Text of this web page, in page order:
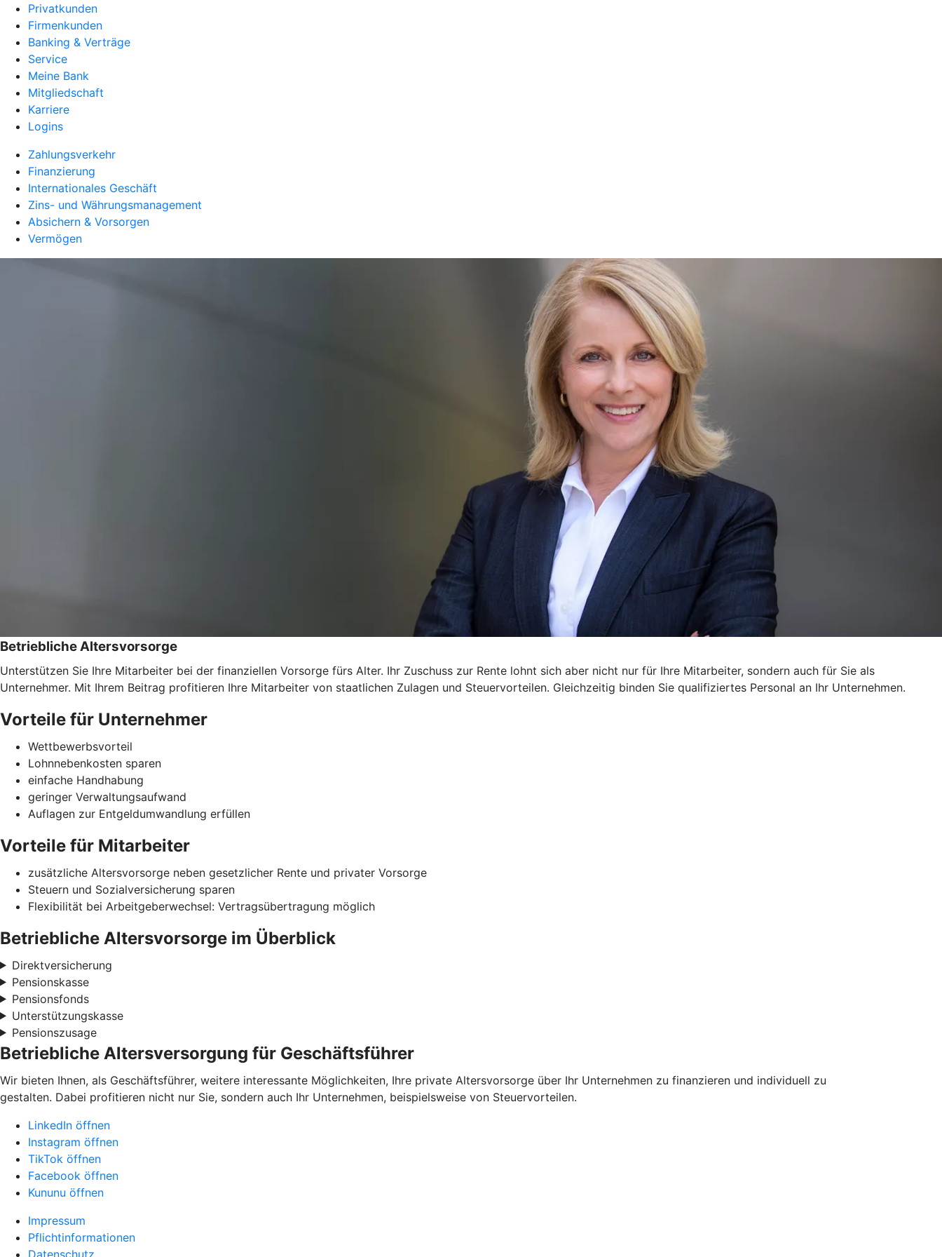
Privatkunden
Firmenkunden
Banking & Verträge
Service
Meine Bank
Mitgliedschaft
Karriere
Logins
Zahlungsverkehr
Finanzierung
Internationales Geschäft
Zins- und Währungsmanagement
Absichern & Vorsorgen
Vermögen
Betriebliche Altersvorsorge
Unterstützen Sie Ihre Mitarbeiter bei der finanziellen Vorsorge fürs Alter. Ihr Zuschuss zur Rente lohnt sich aber nicht nur für Ihre Mitarbeiter, sondern auch für Sie als
Unternehmer. Mit Ihrem Beitrag profitieren Ihre Mitarbeiter von staatlichen Zulagen und Steuervorteilen. Gleichzeitig binden Sie qualifiziertes Personal an Ihr Unternehmen.
Vorteile für Unternehmer
Wettbewerbsvorteil
Lohnnebenkosten sparen
einfache Handhabung
geringer Verwaltungsaufwand
Auflagen zur Entgeldumwandlung erfüllen
Vorteile für Mitarbeiter
zusätzliche Altersvorsorge neben gesetzlicher Rente und privater Vorsorge
Steuern und Sozialversicherung sparen
Flexibilität bei Arbeitgeberwechsel: Vertragsübertragung möglich
Betriebliche Altersvorsorge im Überblick
Direktversicherung
Pensionskasse
Pensionsfonds
Unterstützungskasse
Pensionszusage
Betriebliche Altersversorgung für Geschäftsführer
Wir bieten Ihnen, als Geschäftsführer, weitere interessante Möglichkeiten, Ihre private Altersvorsorge über Ihr Unternehmen zu finanzieren und individuell zu
gestalten. Dabei profitieren nicht nur Sie, sondern auch Ihr Unternehmen, beispielsweise von Steuervorteilen.
LinkedIn öffnen
Instagram öffnen
TikTok öffnen
Facebook öffnen
Kununu öffnen
Impressum
Pflichtinformationen
Datenschutz